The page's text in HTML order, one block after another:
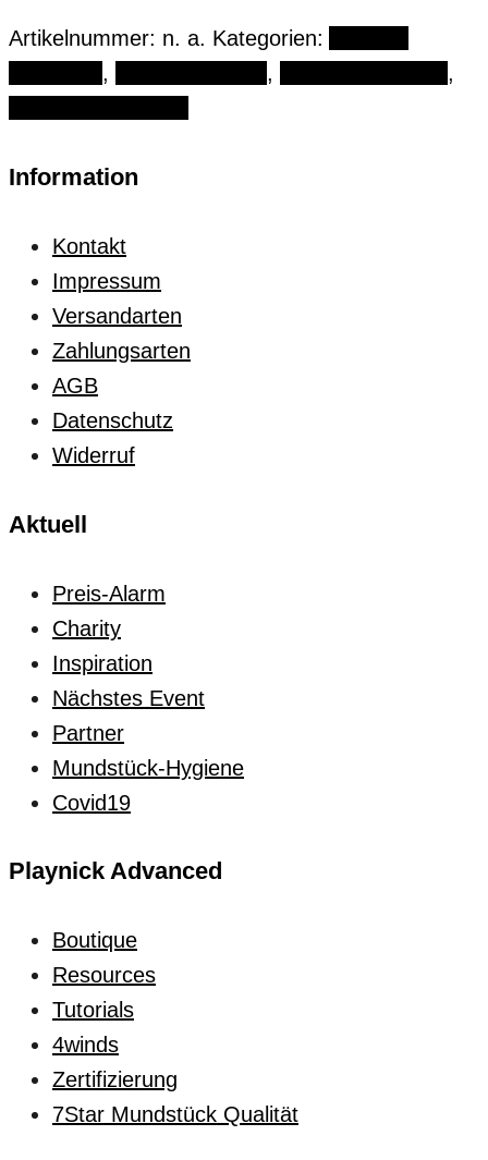
Artikelnummer: n. a. Kategorien:
, ,
,
Information
Kontakt
Impressum
Versandarten
Zahlungsarten
AGB
Datenschutz
Widerruf
Aktuell
Preis-Alarm
Charity
Inspiration
Nächstes Event
Partner
Mundstück-Hygiene
Covid19
Playnick Advanced
Boutique
Resources
Tutorials
4winds
Zertifizierung
7Star Mundstück Qualität